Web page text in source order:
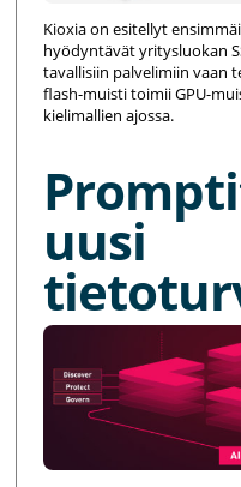
Kioxia on esitellyt
hyödyntävät yritysluokan
tavallisiin palvelimiin vaan
flash-muisti toimii GPU-
kielimallien ajossa.
uusi